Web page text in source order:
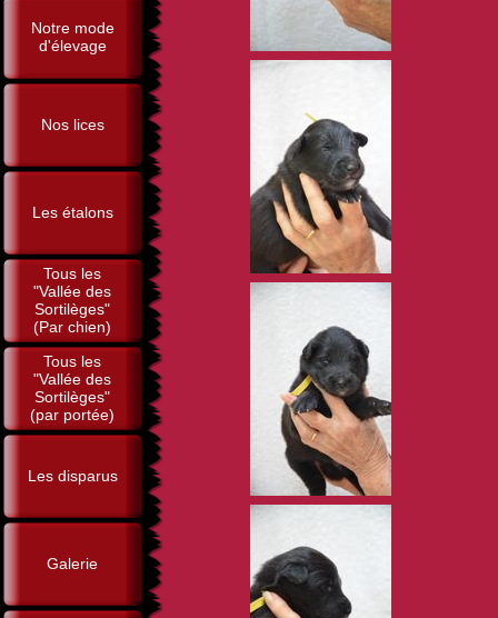
Notre mode
d'élevage
Nos lices
Les étalons
Tous les
"Vallée des
Sortilèges"
(Par chien)
Tous les
"Vallée des
Sortilèges"
(par portée)
Les disparus
Galerie